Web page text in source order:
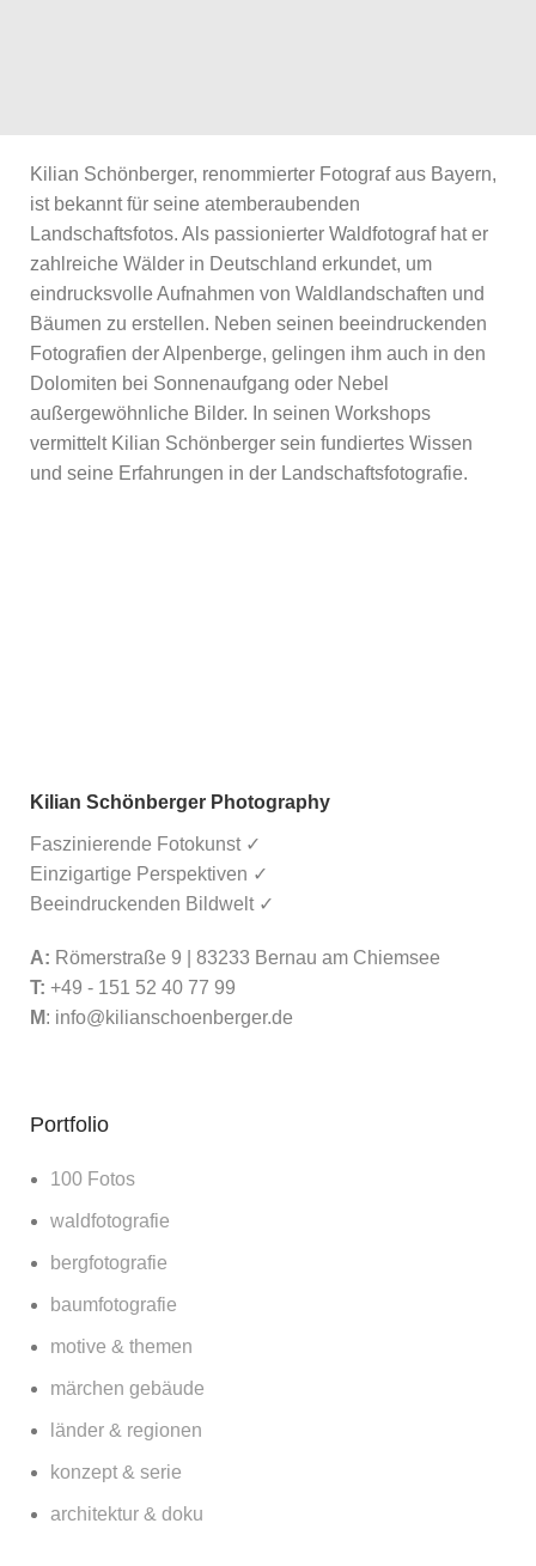
Kilian Schönberger, renommierter Fotograf aus Bayern,
ist bekannt für seine atemberaubenden
Landschaftsfotos. Als passionierter Waldfotograf hat er
zahlreiche Wälder in Deutschland erkundet, um
eindrucksvolle Aufnahmen von Waldlandschaften und
Bäumen zu erstellen. Neben seinen beeindruckenden
Fotografien der Alpenberge, gelingen ihm auch in den
Dolomiten bei Sonnenaufgang oder Nebel
außergewöhnliche Bilder. In seinen Workshops
vermittelt Kilian Schönberger sein fundiertes Wissen
und seine Erfahrungen in der Landschaftsfotografie.
Kilian Schönberger Photography
Faszinierende Fotokunst ✓
Einzigartige Perspektiven ✓
Beeindruckenden Bildwelt ✓
A: Römerstraße 9 | 83233 Bernau am Chiemsee
T: +49 - 151 52 40 77 99
M: info@kilianschoenberger.de
Portfolio
100 Fotos
waldfotografie
bergfotografie
baumfotografie
motive & themen
märchen gebäude
länder & regionen
konzept & serie
architektur & doku